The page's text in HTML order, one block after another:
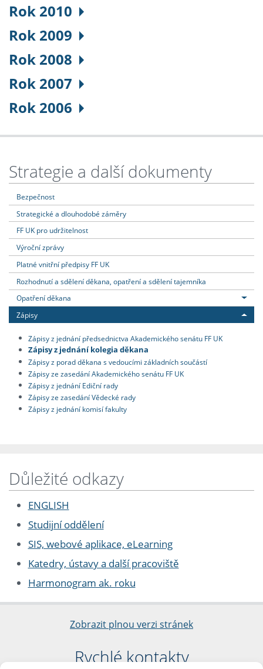
Rok 2010
Rok 2009
Rok 2008
Rok 2007
Rok 2006
Strategie a další dokumenty
Bezpečnost
Strategické a dlouhodobé záměry
FF UK pro udržitelnost
Výroční zprávy
Platné vnitřní předpisy FF UK
Rozhodnutí a sdělení děkana, opatření a sdělení tajemníka
Opatření děkana
Zápisy
Zápisy z jednání předsednictva Akademického senátu FF UK
Zápisy z jednání kolegia děkana
Zápisy z porad děkana s vedoucími základních součástí
Zápisy ze zasedání Akademického senátu FF UK
Zápisy z jednání Ediční rady
Zápisy ze zasedání Vědecké rady
Zápisy z jednání komisí fakulty
Důležité odkazy
ENGLISH
Studijní oddělení
SIS, webové aplikace, eLearning
Katedry, ústavy a další pracoviště
Harmonogram ak. roku
Zobrazit plnou verzi stránek
Rychlé kontakty